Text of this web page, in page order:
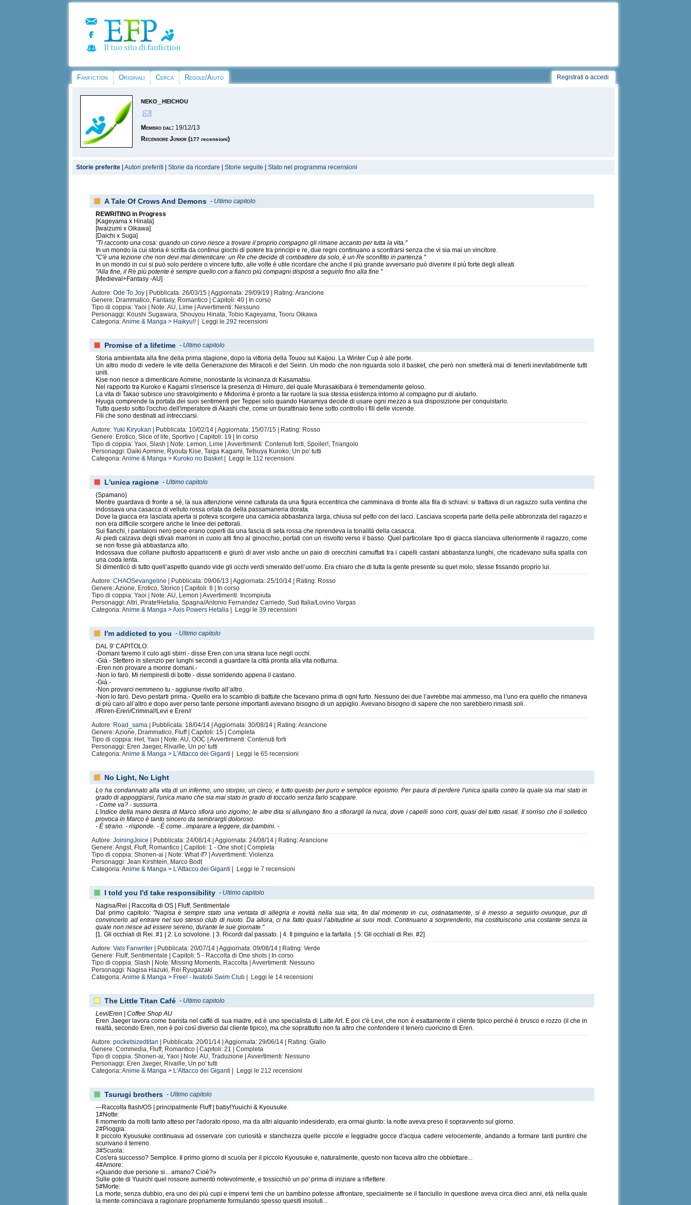
Fanfiction Originali Cerca Regole/Aiuto Registrati o accedi
neko_heichou
Membro dal: 19/12/13
Recensore Junior (177 recensioni)
Storie preferite |Autori preferiti |Storie da ricordare |Storie seguite |Stato nel programma recensioni
A Tale Of Crows And Demons - Ultimo capitolo
REWRITING in Progress
[Kageyama x Hinata]
[Iwaizumi x Oikawa]
[Daichi x Suga]
"Ti racconto una cosa: quando un corvo riesce a trovare il proprio compagno gli rimane accanto per tutta la vita."
In un mondo la cui storia è scritta da continui giochi di potere tra principi e re, due regni continuano a scontrarsi senza che vi sia mai un vincitore.
"C'è una lezione che non devi mai dimenticare: un Re che decide di combattere da solo, è un Re sconfitto in partenza."
In un mondo in cui si può solo perdere o vincere tutto, alle volte è utile ricordare che anche il più grande avversario può divenire il più forte degli alleati.
"Alla fine, il Re più potente è sempre quello con a fianco più compagni disposti a seguirlo fino alla fine."
[Medieval+Fantasy -AU]
Autore:Ode To Joy | Pubblicata: 26/03/15 | Aggiornata: 29/09/19 | Rating: Arancione
Genere: Drammatico, Fantasy, Romantico | Capitoli: 40 | In corso
Tipo di coppia: Yaoi | Note: AU, Lime | Avvertimenti: Nessuno
Personaggi: Koushi Sugawara, Shouyou Hinata, Tobio Kageyama, Tooru Oikawa
Categoria:Anime & Manga > Haikyu!! | Leggi le292 recensioni
Promise of a lifetime - Ultimo capitolo
Storia ambientata alla fine della prima stagione, dopo la vittoria della Touou sul Kaijou. La Winter Cup è alle porte.
Un altro modo di vedere le vite della Generazione dei Miracoli e del Seirin. Un modo che non riguarda solo il basket, che però non smetterà mai di tenerli inevitabilmente tutti
uniti.
Kise non riesce a dimenticare Aomine, nonostante la vicinanza di Kasamatsu.
Nel rapporto tra Kuroko e Kagami s'inserisce la presenza di Himuro, del quale Murasakibara è tremendamente geloso.
La vita di Takao subisce uno stravolgimento e Midorima è pronto a far ruotare la sua stessa esistenza intorno al compagno pur di aiutarlo.
Hyuga comprende la portata dei suoi sentimenti per Teppei solo quando Hanamiya decide di usare ogni mezzo a sua disposizione per conquistarlo.
Tutto questo sotto l'occhio dell'imperatore di Akashi che, come un burattinaio tiene sotto controllo i fili delle vicende.
Fili che sono destinati ad intrecciarsi.
Autore:Yuki Kiryukan
| Pubblicata: 10/02/14 | Aggiornata: 15/07/15 | Rating: Rosso
Genere: Erotico, Slice of life, Sportivo | Capitoli: 19 | In corso
Tipo di coppia: Yaoi, Slash | Note: Lemon, Lime | Avvertimenti: Contenuti forti, Spoiler!, Triangolo
Personaggi: Daiki Aomine, Ryouta Kise, Taiga Kagami, Tetsuya Kuroko, Un po' tutti
Categoria:Anime & Manga > Kuroko no Basket| Leggi le 112 recensioni
L'unica ragione - Ultimo capitolo
{Spamano}
Mentre guardava di fronte a sé, la sua attenzione venne catturata da una figura eccentrica che camminava di fronte alla fila di schiavi: si trattava di un ragazzo sulla ventina che
indossava una casacca di velluto rossa orlata da della passamaneria dorata.
Dove la giacca era lasciata aperta si poteva scorgere una camicia abbastanza larga, chiusa sul petto con dei lacci. Lasciava scoperta parte della pelle abbronzata del ragazzo e
non era difficile scorgere anche le linee dei pettorali.
Sui fianchi, i pantaloni nero pece erano coperti da una fascia di seta rossa che riprendeva la tonalità della casacca.
Ai piedi calzava degli stivali marroni in cuoio alti fino al ginocchio, portati con un risvolto verso il basso. Quel particolare tipo di giacca slanciava ulteriormente il ragazzo, come
se non fosse già abbastanza alto.
Indossava due collane piuttosto appariscenti e giurò di aver visto anche un paio di orecchini camuffati tra i capelli castani abbastanza lunghi, che ricadevano sulla spalla con
una coda lenta.
Si dimenticò di tutto quell’aspetto quando vide gli occhi verdi smeraldo dell’uomo. Era chiaro che di tutta la gente presente su quel molo, stesse fissando proprio lui.
Autore:CHAOSevangeline
| Pubblicata: 09/06/13 | Aggiornata: 25/10/14 | Rating: Rosso
Genere: Azione, Erotico, Storico | Capitoli: 8 | In corso
Tipo di coppia: Yaoi | Note: AU, Lemon | Avvertimenti: Incompiuta
Personaggi: Altri, Pirate!Hetalia, Spagna/Antonio Fernandez Carriedo, Sud Italia/Lovino Vargas
Categoria:Anime & Manga >Axis Powers Hetalia | Leggi le39 recensioni
I'm addicted to you - Ultimo capitolo
DAL 9' CAPITOLO:
-Domani faremo il culo agli sbirri.- disse Eren con una strana luce negli occhi.
-Già.- Stettero in silenzio per lunghi secondi a guardare la città pronta alla vita notturna.
-Eren non provare a morire domani.-
-Non lo farò. Mi riempiresti di botte.- disse sorridendo appena il castano.
-Già.-
-Non provarci nemmeno tu.- aggiunse rivolto all’altro.
-Non lo farò. Devo pestarti prima.- Quello era lo scambio di battute che facevano prima di ogni furto. Nessuno dei due l’avrebbe mai ammesso, ma l’uno era quello che rimaneva
di più caro all’altro e dopo aver perso tante persone importanti avevano bisogno di un appiglio. Avevano bisogno di sapere che non sarebbero rimasti soli.
//Riren-Ereri/Criminal!Levi e Eren//
Autore: Road_sama | Pubblicata: 18/04/14 | Aggiornata: 30/08/14 | Rating: Arancione
Genere: Azione, Drammatico, Fluff | Capitoli: 15 | Completa
Tipo di coppia: Het, Yaoi | Note: AU, OOC | Avvertimenti: Contenuti forti
Personaggi: Eren Jaeger, Rivaille, Un po' tutti
Categoria:Anime & Manga > L'Attacco dei Giganti | Leggi le65 recensioni
No Light, No Light
Lo ha condannato alla vita di un infermo, uno storpio, un cieco; e tutto questo per puro e semplice egoismo. Per paura di perdere l'unica spalla contro la quale sia mai stato in
grado di appoggiarsi, l'unica mano che sia mai stato in grado di toccarlo senza farlo scappare.
- Come va? - sussurra.
L'indice della mano destra di Marco sfiora uno zigomo; le altre dita si allungano fino a sfiorargli la nuca, dove i capelli sono corti, quasi del tutto rasati. Il sorriso che il solletico
provoca in Marco è tanto sincero da sembrargli doloroso.
- È strano. - risponde. - È come...imparare a leggere, da bambini. -
Autore:JoiningJoice
| Pubblicata: 24/08/14 | Aggiornata: 24/08/14 | Rating: Arancione
Genere: Angst, Fluff, Romantico | Capitoli: 1 - One shot | Completa
Tipo di coppia: Shonen-ai | Note: What if? | Avvertimenti: Violenza
Personaggi: Jean Kirshtein, Marco Bodt
Categoria:Anime & Manga > L'Attacco dei Giganti | Leggi le7 recensioni
I told you I'd take responsibility - Ultimo capitolo
Nagisa/Rei | Raccolta di OS | Fluff, Sentimentale
Dal primo capitolo: "Nagisa è sempre stato una ventata di allegria e novità nella sua vita, fin dal momento in cui, ostinatamente, si è messo a seguirlo ovunque, pur di
convincerlo ad entrare nel suo stesso club di nuoto. Da allora, ci ha fatto quasi l’abitudine ai suoi modi. Continuano a sorprenderlo, ma costituiscono una costante senza la
quale non riesce ad essere sereno, durante le sue giornate."
[1. Gli occhiali di Rei. #1 | 2. Lo scivolone. | 3. Ricordi dal passato. | 4. Il pinguino e la farfalla. | 5. Gli occhiali di Rei. #2]
Autore:Vals Fanwriter | Pubblicata: 20/07/14 | Aggiornata: 09/08/14 | Rating: Verde
Genere: Fluff, Sentimentale | Capitoli: 5 - Raccolta di One shots | In corso
Tipo di coppia: Slash | Note: Missing Moments, Raccolta | Avvertimenti: Nessuno
Personaggi: Nagisa Hazuki, Rei Ryugazaki
Categoria:Anime & Manga > Free! - Iwatobi Swim Club | Leggi le 14 recensioni
The Little Titan Café - Ultimo capitolo
Levi/Eren | Coffee Shop AU
Eren Jaeger lavora come barista nel caffé di sua madre, ed è uno specialista di Latte Art. E poi c'è Levi, che non è esattamente il cliente tipico perchè è brusco e rozzo (il che in
realtà, secondo Eren, non è poi così diverso dal cliente tipico), ma che soprattutto non fa altro che confondere il tenero cuoricino di Eren.
Autore:pocketsizedtitan
| Pubblicata: 20/01/14 | Aggiornata: 29/06/14 | Rating: Giallo
Genere: Commedia, Fluff, Romantico | Capitoli: 21 | Completa
Tipo di coppia: Shonen-ai, Yaoi | Note: AU, Traduzione | Avvertimenti: Nessuno
Personaggi: Eren Jaeger, Rivaille, Un po' tutti
Categoria:Anime & Manga > L'Attacco dei Giganti | Leggi le212 recensioni
Tsurugi brothers - Ultimo capitolo
—Raccolta flash/OS | principalmente Fluff | baby!Yuuichi & Kyousuke.
1#Notte:
Il momento da molti tanto atteso per l'adorato riposo, ma da altri alquanto indesiderato, era ormai giunto: la notte aveva preso il sopravvento sul giorno.
2#Pioggia:
Il piccolo Kyousuke continuava ad osservare con curiosità e stanchezza quelle piccole e leggiadre gocce d'acqua cadere velocemente, andando a formare tanti puntini che
scurivano il terreno.
3#Scuola:
Cos'era successo? Semplice. Il primo giorno di scuola per il piccolo Kyousuke e, naturalmente, questo non faceva altro che obbiettare...
4#Amore:
«Quando due persone si... amano? Cioè?»
Sulle gote di Yuuichi quel rossore aumentò notevolmente, e tossicchiò un po' prima di iniziare a riflettere.
5#Morte:
La morte, senza dubbio, era uno dei più cupi e impervi temi che un bambino potesse affrontare, specialmente se il fanciullo in questione aveva circa dieci anni, età nella quale
la mente cominciava a ragionare propriamente formulando spesso quesiti insoluti...